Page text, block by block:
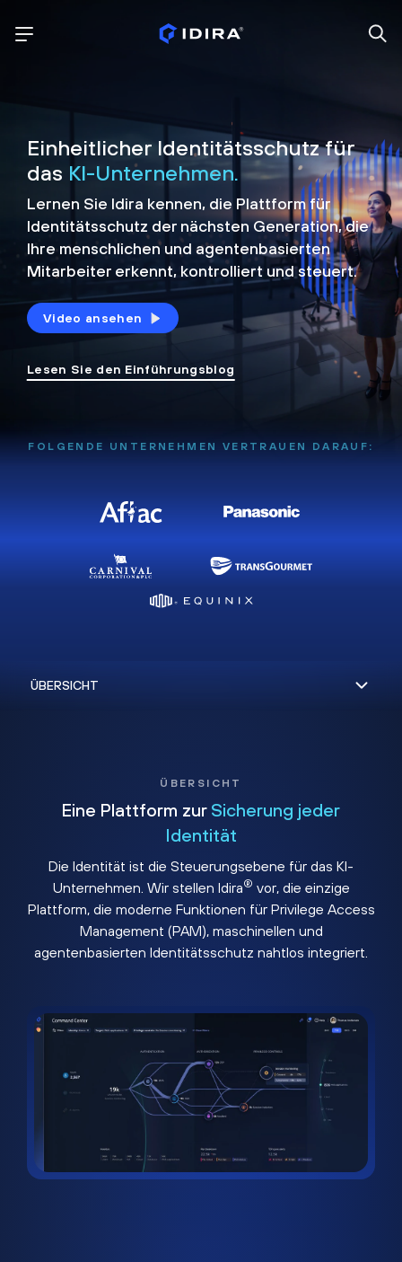
Einheitlicher Identitätsschutz für
das KI-Unternehmen.
Lernen Sie Idira kennen, die Plattformfür
Identitätsschutz der nächsten Generation, die
Ihre menschlichen und agentenbasierten
Mitarbeiter erkennt, kontrolliert undsteuert.
Video ansehen
Lesen Sie den Einführungsblog
FOLGENDE UNTERNEHMEN VERTRAUEN DARAUF:
ÜBERSICHT
Eine Plattform zur Sicherung jeder
Identität
Die Identität ist die Steuerungsebene für das KI-
Unternehmen. Wir stellen Idira® vor, die einzige
Plattform, die moderne Funktionen für Privilege Access
Management (PAM), maschinellen und
agentenbasierten Identitätsschutz nahtlos integriert.